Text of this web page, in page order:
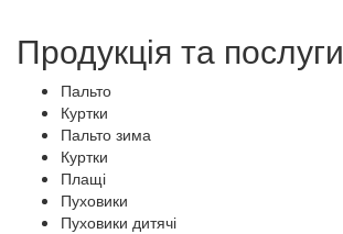
Продукція та послуги
Пальто
Куртки
Пальто зима
Куртки
Плащі
Пуховики
Пуховики дитячі